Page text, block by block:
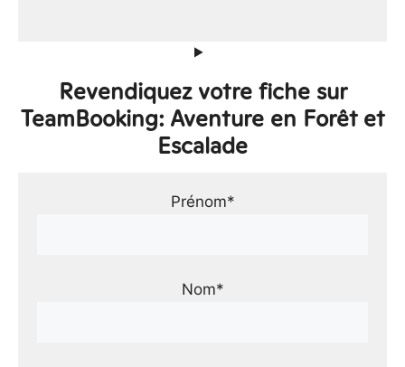
Revendiquez votre fiche sur
TeamBooking: Aventure en Forêt et
Escalade
Prénom*
Nom*